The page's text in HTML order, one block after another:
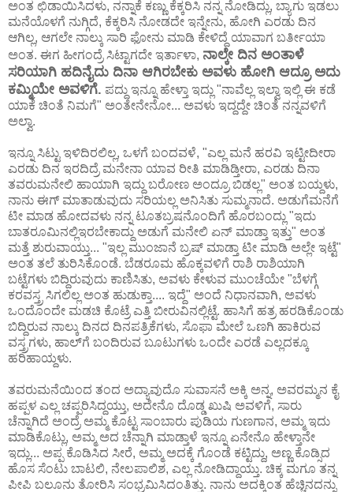
ಅಂತ ಛಿಡಾಯಿಸಿದಳು, ನನ್ನಾಕೆ ಕಣ್ಣು ಕೆಕ್ಕರಿಸಿ ನನ್ನ ನೋಡಿದ್ಲು, ಬ್ಯಾಗು ಇಡಲು
ಮನೆಯೊಳಗೆ ನುಗ್ಗಿದೆ, ಕೆಕ್ಕರಿಸಿ ನೋಡದೇ ಇನ್ನೇನು, ಹೋಗಿ ಎರಡು ದಿನ
ಆಗಿಲ್ಲ, ಆಗಲೇ ನಾಲ್ಕು ಸಾರಿ ಫೋನು ಮಾಡಿ ಕೇಳಿದ್ದೆ ಯಾವಾಗ ಬರ್ತೀಯಾ
ಅಂತ. ಈಗ ಹೀಗಂದ್ರೆ ಸಿಟ್ಟಾಗದೇ ಇರ್ತಾಳಾ, ನಾಲ್ಕೇ ದಿನ ಅಂತಾಳೆ
ಸರಿಯಾಗಿ ಹದಿನೈದು ದಿನಾ ಆಗಿರಬೇಕು ಅವಳು ಹೋಗಿ ಆದ್ರೂ ಅದು
ಕಮ್ಮಿಯೇ ಅವಳಿಗೆ. ಪದ್ದು ಇನ್ನೂ ಹೇಳ್ತಾ ಇದ್ಲು "ನಾವೆಲ್ಲ ಇಲ್ವಾ ಇಲ್ಲಿ ಈ ಕಡೆ
ಯಾಕೆ ಚಿಂತೆ ನಿಮಗೆ" ಅಂತೇನೇನೋ... ಅವಳು ಇದ್ದದ್ದೇ ಚಿಂತೆ ನನ್ನವಳಿಗೆ
ಅಲ್ವಾ.
ಇನ್ನೂ ಸಿಟ್ಟು ಇಳಿದಿರಲಿಲ್ಲ, ಒಳಗೆ ಬಂದವಳೆ, "ಎಲ್ಲ ಮನೆ ಹರವಿ ಇಟ್ಟೀದೀರಾ
ಎರಡು ದಿನ ಇರದಿದ್ರೆ ಮನೇನಾ ಯಾವ ರೀತಿ ಮಾಡಿಡ್ತೀರಾ, ಎರಡು ದಿನಾ
ತವರುಮನೇಲಿ ಹಾಯಾಗಿ ಇದ್ದು ಬರೋಣ ಅಂದ್ರೂ ಬಿಡಲ್ಲ" ಅಂತ ಬಯ್ದಳು,
ನಾನು ಈಗ್ ಮಾತಾಡುವುದು ಸರಿಯಲ್ಲ ಅನಿಸಿತು ಸುಮ್ಮನಾದೆ. ಅಡುಗೆಮನೆಗೆ
ಟೀ ಮಾಡ ಹೋದವಳು ನನ್ನ ಟೂತಬ್ರಷನೊಂದಿಗೆ ಹೊರಬಂದ್ಲು "ಇದು
ಬಾತರೂಮಿನಲ್ಲಿಇರಬೇಕಾದ್ದು ಅಡುಗೆ ಮನೇಲಿ ಏನ್ ಮಾಡ್ತಾ ಇತ್ತು" ಅಂತ
ಮತ್ತೆ ಶುರುವಾಯ್ತು... "ಇಲ್ಲ ಮುಂಜಾನೆ ಬ್ರಷ್ ಮಾಡ್ತಾ ಟೀ ಮಾಡಿ ಅಲ್ಲೇ ಇಟ್ಟೆ"
ಅಂತ ತಲೆ ತುರಿಸಿಕೊಂಡೆ. ಬೆಡರೂಮ ಹೊಕ್ಕವಳಿಗೆ ರಾಶಿ ರಾಶಿಯಾಗಿ
ಬಟ್ಟೆಗಳು ಬಿದ್ದಿರುವುದು ಕಾಣಿಸಿತು, ಅವಳು ಕೇಳುವ ಮುಂಚೆಯೇ "ಬೆಳಗ್ಗೆ
ಕರವಸ್ತ್ರ ಸಿಗಲಿಲ್ಲ ಅಂತ ಹುಡುಕ್ತಾ.... ಇದ್ದೆ" ಅಂದೆ ನಿಧಾನವಾಗಿ, ಅವಳು
ಒಂದೊಂದೇ ಮಡಚಿ ಕೊಟ್ರೆ ಎತ್ತಿ ಬೀರುವಿನಲ್ಲಿಟ್ಟೆ. ಹಾಸಿಗೆ ಹತ್ರ ಹರಡಿಕೊಂಡು
ಬಿದ್ದಿರುವ ನಾಲ್ಕು ದಿನದ ದಿನಪತ್ರಿಕೆಗಳು, ಸೊಫಾ ಮೇಲೆ ಒಣಗಿ ಹಾಕಿರುವ
ವಸ್ತ್ರಗಳು, ಹಾಲ್‌ಗೆ ಬಂದಿರುವ ಬೂಟುಗಳು ಒಂದೇ ಎರಡೆ ಎಲ್ಲದಕ್ಕೂ
ಹರಿಹಾಯ್ದಳು.
ತವರುಮನೆಯಿಂದ ತಂದ ಅದ್ಯಾವುದೊ ಸುವಾಸನೆ ಅಕ್ಕಿ ಅನ್ನ, ಅವರಮ್ಮನ ಕೈ
ಹಪ್ಪಳ ಎಲ್ಲ ಚಪ್ಪರಿಸಿದ್ದಯ್ತು, ಅದೇನೊ ದೊಡ್ಡ ಖುಷಿ ಅವಳಿಗೆ, ಸಾರು
ಚೆನ್ನಾಗಿದೆ ಅಂದ್ರೆ ಅಮ್ಮ ಕೊಟ್ಟ ಸಾಂಬಾರು ಪುಡಿಯ ಗುಣಗಾನ, ಅಮ್ಮ ಇದು
ಮಾಡಿಕೊಟ್ಲು, ಅಮ್ಮ ಅದ ಚೆನ್ನಾಗಿ ಮಾಡ್ತಾಳೆ ಇನ್ನೂ ಏನೇನೊ ಹೇಳ್ತಾನೇ
ಇದ್ಲು... ಅಪ್ಪ ಕೊಡಿಸಿದ ಸೀರೆ, ಅಮ್ಮ ಅದಕ್ಕೆ ಗೊಂಡೆ ಕಟ್ಟಿದ್ದು, ಅಣ್ಣ ಕೊಡ್ಸಿದ
ಹೊಸ ಸೆಂಟು ಬಾಟಲಿ, ನೇಲಪಾಲಿಶ, ಎಲ್ಲ ನೋಡಿದ್ದಾಯ್ತು. ಚಿಕ್ಕ ಮಗೂ ತನ್ನ
ಪೀಪಿ ಬಲೂನು ತೋರಿಸಿ ಸಂಭ್ರಮಿಸಿದಂತಿತ್ತು. ನಾನು ಅದಕ್ಕಿಂತ ಹೆಚ್ಚಿನದನ್ನು